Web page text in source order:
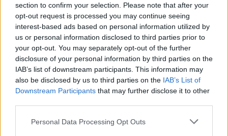
section to confirm your selection. Please note that after your
opt-out request is processed you may continue seeing
interest-based ads based on personal information utilized by
us or personal information disclosed to third parties prior to
your opt-out. You may separately opt-out of the further
disclosure of your personal information by third parties on the
IAB’s list of downstream participants. This information may
also be disclosed by us to third parties on the IAB’s List of
Downstream Participants that may further disclose it to other
Please note that this website/app uses one or more Google
Personal Data Processing Opt Outs
voorstelling van zaken te geven en dat zij spijt
heeft over de ontstane beeldvorming. D66 gaf aan
dat ze Van Berkel als een kundig bestuurder ziet,
maar erkende dat bepaalde vermeldingen op haar
cv achteraf duidelijker hadden kunnen worden
geformuleerd.
De discussie over onjuiste of onduidelijke cv-